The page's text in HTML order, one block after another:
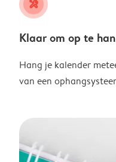
tools
Klaar om op te
Hang je kalender
van een